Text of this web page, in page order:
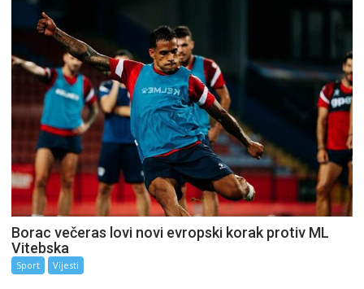
Borac večeras lovi novi evropski korak protiv ML
Vitebska
Sport Vijesti